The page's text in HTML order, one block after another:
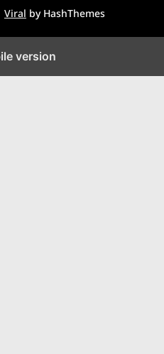
Viral by HashThemes
version